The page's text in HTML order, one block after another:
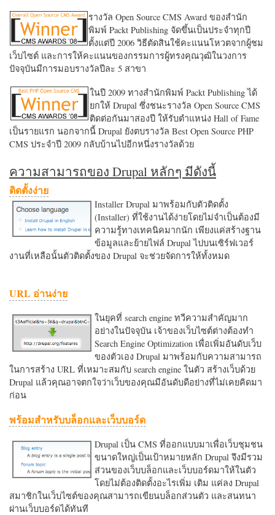
รางวัล Open Source CMS Award ของสำนัก
พิมพ์ Packt Publishing จัดขึ้นเป็นประจำทุกปี
ตั้งแต่ปี 2006 วิธีตัดสินใช้คะแนนโหวตจากผู้ชม
เว็บไซต์ และการให้คะแนนของกรรมการผู้ทรงคุณวุฒิในวงการ
ปัจจุบันมีการมอบรางวัลปีละ 5 สาขา
ในปี 2009 ทางสำนักพิมพ์ Packt Publishing ได้
ยกให้ Drupal ซึ่งชนะรางวัล Open Source CMS
ติดต่อกันมาสองปี ให้รับตำแหน่ง Hall of Fame
เป็นรายแรก นอกจากนี้ Drupal ยังตบรางวัล Best Open Source PHP
CMS ประจำปี 2009 กลับบ้านไปอีกหนึ่งรางวัลด้วย
ความสามารถของ Drupal หลักๆ มีดังนี้
ติดตั้งง่าย
Installer Drupal มาพร้อมกับตัวติดตั้ง
(Installer) ที่ใช้งานได้ง่ายโดยไม่จำเป็นต้องมี
ความรู้ทางเทคนิคมากนัก เพียงแค่สร้างฐาน
ข้อมูลและย้ายไฟล์ Drupal ไปบนเซิร์ฟเวอร์
งานที่เหลือนั้นตัวติดตั้งของ Drupal จะช่วยจัดการให้ทั้งหมด
URL อ่านง่าย
ในยุคที่ search engine ทวีความสำคัญมาก
อย่างในปัจจุบัน เจ้าของเว็บไซต์ต่างต้องทำ
Search Engine Optimization เพื่อเพิ่มอันดับเว็บ
ของตัวเอง Drupal มาพร้อมกับความสามารถ
ในการสร้าง URL ที่เหมาะสมกับ search engine ในตัว สร้างเว็บด้วย
Drupal แล้วคุณอาจตกใจว่าเว็บของคุณมีอันดับดีอย่างที่ไม่เคยคิดมา
ก่อน
พร้อมสำหรับบล็อกและเว็บบอร์ด
Drupal เป็น CMS ที่ออกแบบมาเพื่อเว็บชุมชน
ขนาดใหญ่เป็นเป้าหมายหลัก Drupal จึงมีรวม
ส่วนของเว็บบล็อกและเว็บบอร์ดมาให้ในตัว
โดยไม่ต้องติดตั้งอะไรเพิ่ม เติม แค่ลง Drupal
สมาชิกในเว็บไซต์ของคุณสามารถเขียนบล็อกส่วนตัว และสนทนา
ผ่านเว็บบอร์ดได้ทันที